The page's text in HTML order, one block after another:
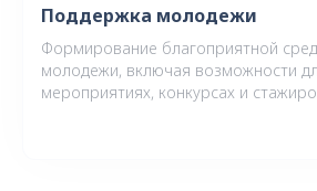
Поддержка молодежи
Формирование благоприятной
молодежи, включая возможности
мероприятиях, конкурсах и